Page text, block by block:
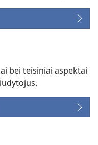
bei teisiniai aspektai